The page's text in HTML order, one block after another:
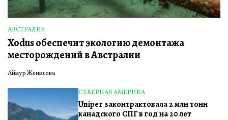
ОПУБЛИКОВАНО
В
АВСТРАЛИЯ
Xodus обеспечит экологию демонтажа
месторождений в Австралии
Айнур Женисова
ОПУБЛИКОВАНО
В
СЕВЕРНАЯ АМЕРИКА
Uniper законтрактовала 2 млн тонн
канадского СПГ в год на 20 лет